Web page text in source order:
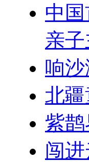
中
亲
响
北
紫
闯